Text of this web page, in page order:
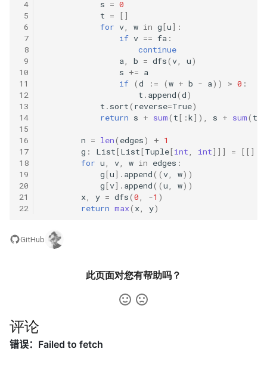
39. 数组中出现次数超过一半
的数字
40. 最小的 k 个数
41. 数据流中的中位数
42. 连续子数组的最大和
43. 1 ～ n 整数中 1 出现的次
44. 数字序列中某一位的数字
符串
36. 后缀表达式
37. 小行星碰撞
38. 每日温度
39. 直方图最大矩形面积
40. 矩阵中最大的矩形
41. 滑动窗口的平均值
42. 最近请求次数
43. 往完全二叉树添加节点
44. 二叉树每层的最大值
45. 二叉树最底层最左边的值
47. 二叉树剪枝
5.8. 绘制直线
8.1. 三步问题
8.2. 迷路的机器人
8.3. 魔术索引
8.4. 幂集
8.5. 递归乘法
8.6. 汉诺塔问题
8.7. 无重复字符串的排列组合
8.8. 有重复字符串的排列组合
8.11. 硬币
4
5
6
7
8
9
10
11
12
13
14
15
16
17
18
19
20
21
22
s = 0
t =
[]
for v, w in g[u]:
if v == fa :
continue
a, b = dfs(v, u)
s += a
if (d := (w + b - a)) > 0 :
t . append(d)
t . sort( reverse=True)
return s + sum( t[:k]), s + sum( t
n = len( edges) + 1
g : List[List[Tuple[int, int]]] = [[]
for u, v, w in edges :
g[u] . append((v, w))
g[v] . append((u, w))
x, y = dfs(0, -1 )
return max( x, y)
GitHub
此页面对您有帮助吗？
评论